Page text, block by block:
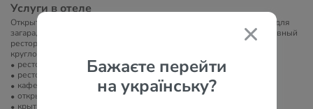
Бажаєте перейти
на українську?
Услуги в отеле
Открытый бассейн с постепенным увеличением глубины, терраса для
загара, бар у бассейна, крытый бассейн (работает круглый год), главный
ресторан Dionyssos, ресторан a'la carte Amvrosia, бар Нектар,
круглосуточная стойка регистрации, магазины на территории.
ресторан
ресторан a la carte
кафе/бар
открытый бассейн
крытый бассейн